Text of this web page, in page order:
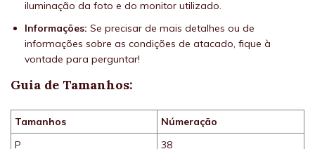
iluminação da foto e do monitor utilizado.
Informações: Se precisar de mais detalhes ou de
informações sobre as condições de atacado, fique à
vontade para perguntar!
Guia de Tamanhos:
Tamanhos
Númeração
P
38